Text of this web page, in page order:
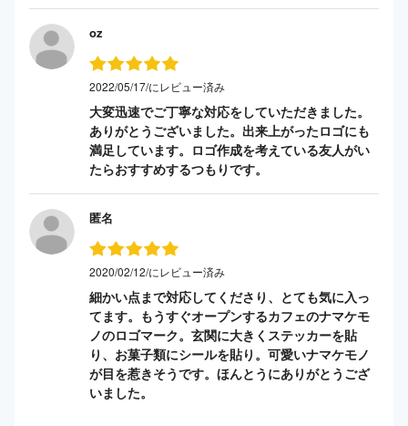
oz
2022/05/17/にレビュー済み
大変迅速でご丁寧な対応をしていただきました。
ありがとうございました。出来上がったロゴにも
満足しています。ロゴ作成を考えている友人がい
たらおすすめするつもりです。
匿名
2020/02/12/にレビュー済み
細かい点まで対応してくださり、とても気に入っ
てます。もうすぐオープンするカフェのナマケモ
ノのロゴマーク。玄関に大きくステッカーを貼
り、お菓子類にシールを貼り。可愛いナマケモノ
が目を惹きそうです。ほんとうにありがとうござ
いました。